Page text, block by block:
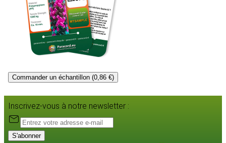
Commander un échantillon (0,86 €)
Inscrivez-vous à notre newsletter :
S'abonner